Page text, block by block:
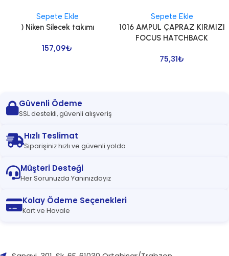
Sepete Ekle
) Niken Silecek takımı
157,09₺
Sepete Ekle
1016 AMPUL ÇAPRAZ KIRMIZI
FOCUS HATCHBACK
75,31₺
Güvenli Ödeme
SSL destekli, güvenli alışveriş
Hızlı Teslimat
Siparişiniz hızlı ve güvenli yolda
Müşteri Desteği
Her Sorunuzda Yanınızdayız
Kolay Ödeme Seçenekleri
Kart ve Havale